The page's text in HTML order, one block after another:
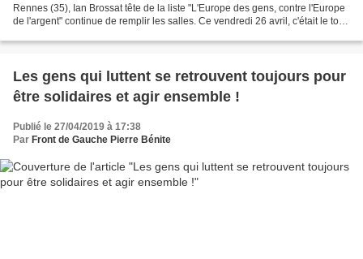
Rennes (35), Ian Brossat tête de la liste "L'Europe des gens, contre l'Europe
de l'argent" continue de remplir les salles. Ce vendredi 26 avril, c'était le tour
Les gens qui luttent se retrouvent toujours pour
être solidaires et agir ensemble !
Publié le 27/04/2019 à 17:38
Par Front de Gauche Pierre Bénite